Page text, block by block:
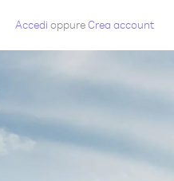
Accedi oppureCrea account